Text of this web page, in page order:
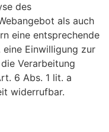
des
als auch
eine entsprechende
Einwilligung zur
Verarbeitung
6 Abs. 1 lit. a
widerrufbar.